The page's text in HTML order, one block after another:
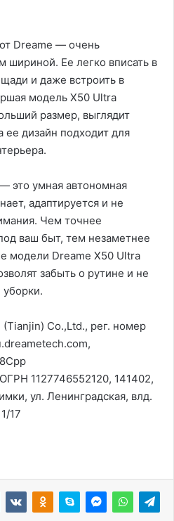
Dreame — очень
шириной. Ее легко вписать в
и даже встроить в
модель X50 Ultra
размер, выглядит
ее дизайн подходит для
это умная автономная
адаптируется и не
Чем точнее
ваш быт, тем незаметнее
модели Dreame X50 Ultra
забыть о рутине и не
уборки.
Co.,Ltd., рег. номер
1127746552120, 141402,
ул. Ленинградская, влд.
17